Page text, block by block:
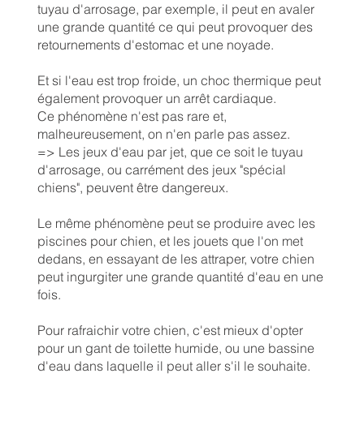
tuyau d'arrosage, par exemple, il peut en avaler
une grande quantité ce qui peut provoquer des
retournements d'estomac et une noyade.
Et si l'eau est trop froide, un choc thermique peut
également provoquer un arrêt cardiaque.
Ce phénomène n'est pas rare et,
malheureusement, on n'en parle pas assez.
=> Les jeux d'eau par jet, que ce soit le tuyau
d'arrosage, ou carrément des jeux "spécial
chiens", peuvent être dangereux.
Le même phénomène peut se produire avec les
piscines pour chien, et les jouets que l'on met
dedans, en essayant de les attraper, votre chien
peut ingurgiter une grande quantité d'eau en une
fois.
Pour rafraichir votre chien, c'est mieux d'opter
pour un gant de toilette humide, ou une bassine
d'eau dans laquelle il peut aller s'il le souhaite.